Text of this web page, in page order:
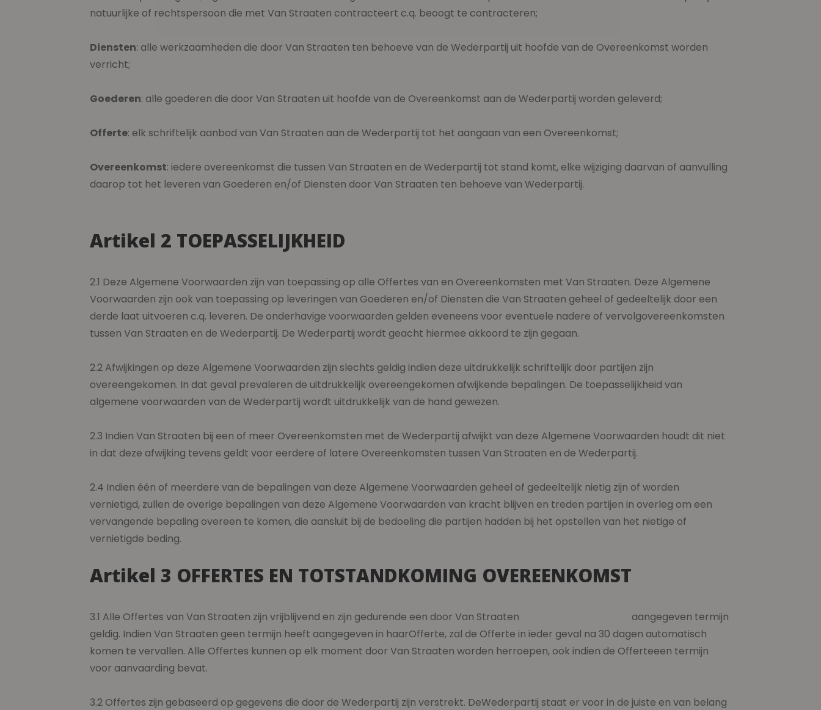
natuurlijke of rechtspersoon die met Van Straaten contracteert c.q. beoogt te contracteren;
Diensten: alle werkzaamheden die door Van Straaten ten behoeve van de Wederpartij uit hoofde van de Overeenkomst worden
verricht;
Goederen: alle goederen die door Van Straaten uit hoofde van de Overeenkomst aan de Wederpartij worden geleverd;
Offerte: elk schriftelijk aanbod van Van Straaten aan de Wederpartij tot het aangaan van een Overeenkomst;
Overeenkomst: iedere overeenkomst die tussen Van Straaten en de Wederpartij tot stand komt, elke wijziging daarvan of aanvulling
daarop tot het leveren van Goederen en/of Diensten door Van Straaten ten behoeve van Wederpartij.
Artikel 2 TOEPASSELIJKHEID
2.1 Deze Algemene Voorwaarden zijn van toepassing op alle Offertes van en Overeenkomsten met Van Straaten. Deze Algemene
Voorwaarden zijn ook van toepassing op leveringen van Goederen en/of Diensten die Van Straaten geheel of gedeeltelijk door een
derde laat uitvoeren c.q. leveren. De onderhavige voorwaarden gelden eveneens voor eventuele nadere of vervolgovereenkomsten
tussen Van Straaten en de Wederpartij. De Wederpartij wordt geacht hiermee akkoord te zijn gegaan.
2.2 Afwijkingen op deze Algemene Voorwaarden zijn slechts geldig indien deze uitdrukkelijk schriftelijk door partijen zijn
overeengekomen. In dat geval prevaleren de uitdrukkelijk overeengekomen afwijkende bepalingen. De toepasselijkheid van
algemene voorwaarden van de Wederpartij wordt uitdrukkelijk van de hand gewezen.
2.3 Indien Van Straaten bij een of meer Overeenkomsten met de Wederpartij afwijkt van deze Algemene Voorwaarden houdt dit niet
in dat deze afwijking tevens geldt voor eerdere of latere Overeenkomsten tussen Van Straaten en de Wederpartij.
2.4 Indien één of meerdere van de bepalingen van deze Algemene Voorwaarden geheel of gedeeltelijk nietig zijn of worden
vernietigd, zullen de overige bepalingen van deze Algemene Voorwaarden van kracht blijven en treden partijen in overleg om een
vervangende bepaling overeen te komen, die aansluit bij de bedoeling die partijen hadden bij het opstellen van het nietige of
vernietigde beding.
Artikel 3 OFFERTES EN TOTSTANDKOMING OVEREENKOMST
3.1 Alle Offertes van Van Straaten zijn vrijblijvend en zijn gedurende een door Van Straaten aangegeven termijn
geldig. Indien Van Straaten geen termijn heeft aangegeven in haarOfferte, zal de Offerte in ieder geval na 30 dagen automatisch
komen te vervallen. Alle Offertes kunnen op elk moment door Van Straaten worden herroepen, ook indien de Offerteeen termijn
voor aanvaarding bevat.
3.2 Offertes zijn gebaseerd op gegevens die door de Wederpartij zijn verstrekt. DeWederpartij staat er voor in de juiste en van belang